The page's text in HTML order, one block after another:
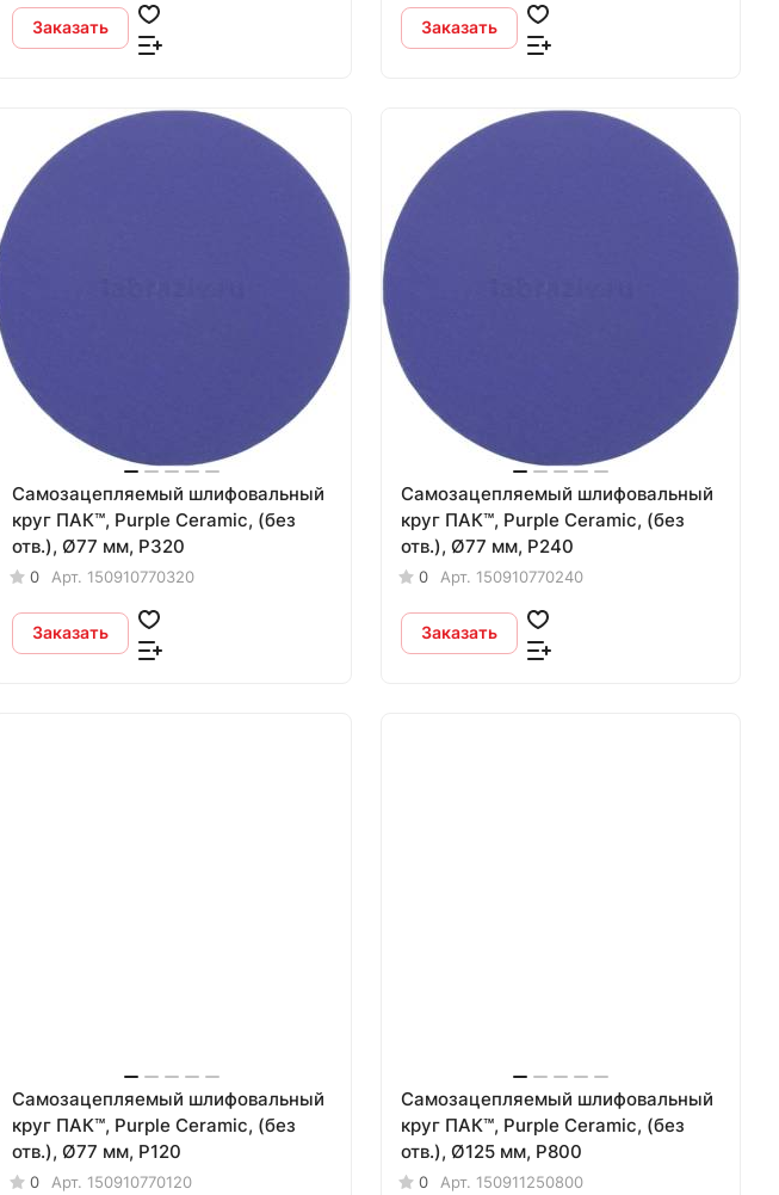
Заказать Заказать
Самозацепляемый шлифовальный
круг ПАК™, Purple Сeramic, (без
отв.), Ø77 мм, Р320
0 Арт. 150910770320
Заказать
Самозацепляемый шлифовальный
круг ПАК™, Purple Сeramic, (без
отв.), Ø77 мм, Р240
0 Арт. 150910770240
Заказать
Самозацепляемый шлифовальный
круг ПАК™, Purple Сeramic, (без
отв.), Ø77 мм, Р120
0 Арт. 150910770120
Самозацепляемый шлифовальный
круг ПАК™, Purple Сeramic, (без
отв.), Ø125 мм, Р800
0 Арт. 150911250800